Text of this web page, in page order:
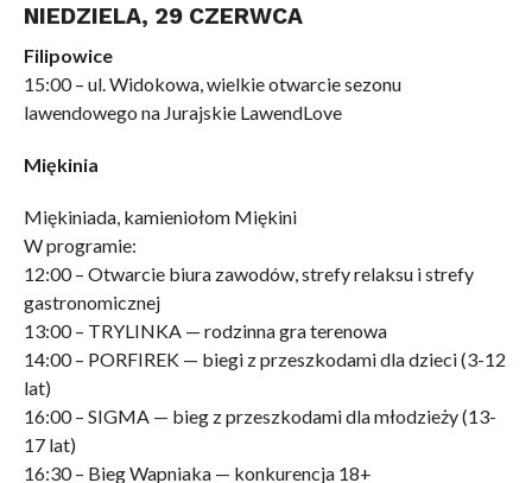
NIEDZIELA, 29 CZERWCA
Filipowice
15:00 – ul. Widokowa, wielkie otwarcie sezonu
lawendowego na Jurajskie LawendLove
Miękinia
Miękiniada, kamieniołom Miękini
W programie:
12:00 – Otwarcie biura zawodów, strefy relaksu i strefy
gastronomicznej
13:00 – TRYLINKA — rodzinna gra terenowa
14:00 – PORFIREK — biegi z przeszkodami dla dzieci (3-12
lat)
16:00 – SIGMA — bieg z przeszkodami dla młodzieży (13-
17 lat)
16:30 – Bieg Wapniaka — konkurencja 18+